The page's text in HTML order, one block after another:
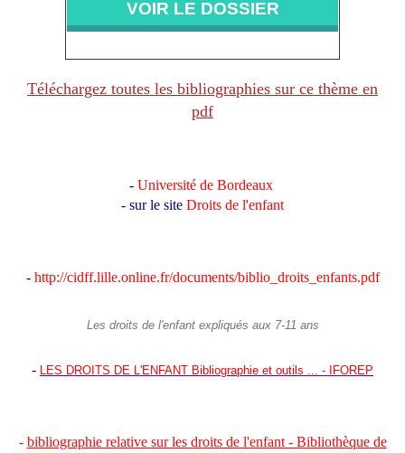
VOIR LE DOSSIER
Téléchargez toutes les bibliographies sur ce thème en
pdf
- Université de Bordeaux
- sur le site Droits de l'enfant
- http://cidff.lille.online.fr/documents/biblio_droits_enfants.pdf
Les droits de l'enfant expliqués aux 7-11 ans
- LES DROITS DE L'ENFANT Bibliographie et outils ... - IFOREP
- bibliographie relative sur les droits de l'enfant - Bibliothèque de